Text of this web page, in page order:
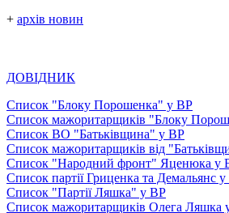
+ архів новин
ДОВІДНИК
Список "Блоку Порошенка" у ВР
Список мажоритарщиків "Блоку
Список ВО "Батьківщина" у ВР
Список мажоритарщиків від
Список "Народний фронт" Яценюка у
Список партії Гриценка та Демальянс
Список "Партії Ляшка" у ВР
Список мажоритарщиків Олега Ляшка